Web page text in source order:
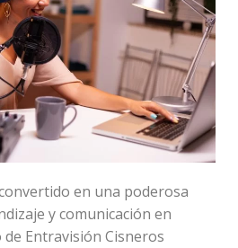
en una poderosa
y comunicación en
Entravisión Cisneros